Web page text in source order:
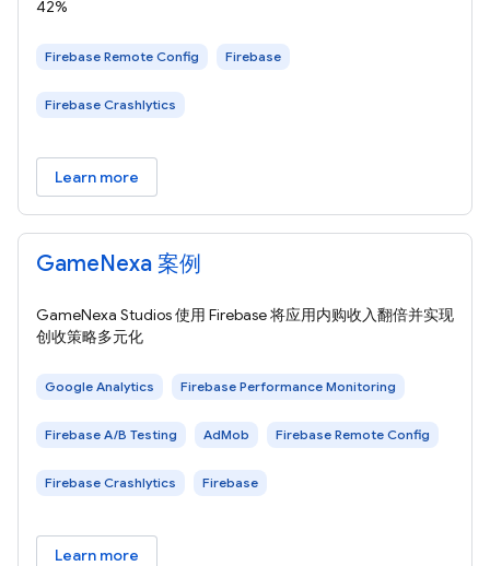
42%
Firebase Remote Config Firebase
Firebase Crashlytics
Learn more
GameNexa 案例
GameNexa Studios 使用 Firebase 将应用内购收入翻倍并实现
创收策略多元化
Google Analytics Firebase Performance Monitoring
Firebase A/B Testing AdMob Firebase Remote Config
Firebase Crashlytics Firebase
Learn more